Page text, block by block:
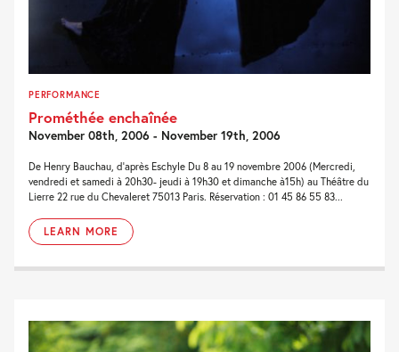
PERFORMANCE
Prométhée enchaînée
November 08th, 2006 - November 19th, 2006
De Henry Bauchau, d’après Eschyle Du 8 au 19 novembre 2006 (Mercredi,
vendredi et samedi à 20h30- jeudi à 19h30 et dimanche à15h) au Théâtre du
Lierre 22 rue du Chevaleret 75013 Paris. Réservation : 01 45 86 55 83...
LEARN MORE